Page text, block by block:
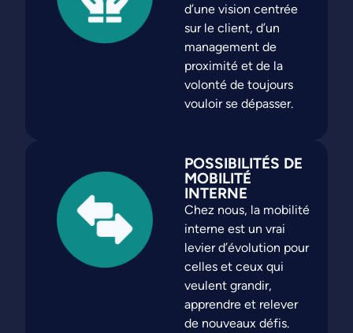
d’une vision centrée
sur le client, d’un
management de
proximité et de la
volonté de toujours
vouloir se dépasser.
POSSIBILITÉS DE
MOBILITÉ
INTERNE
Chez nous, la mobilité
interne est un vrai
levier d’évolution pour
celles et ceux qui
veulent grandir,
apprendre et relever
de nouveaux défis.